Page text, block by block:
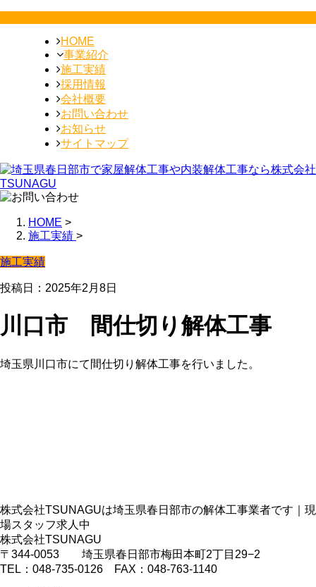
HOME
事業紹介
施工実績
採用情報
会社概要
お問い合わせ
お知らせ
サイトマップ
HOME >
施工実績 >
施工実績
投稿日：2025年2月8日
川口市 間仕切り解体工事
埼玉県川口市にて間仕切り解体工事を行いました。
株式会社TSUNAGUは埼玉県春日部市の解体工事業者です｜現
場スタッフ求人中
株式会社TSUNAGU
〒344-0053 埼玉県春日部市梅田本町2丁目29−2
TEL：048-735-0126 FAX：048-763-1140